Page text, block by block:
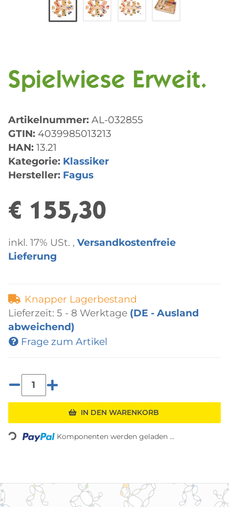
Spielwiese Erweit.
Artikelnummer: AL-032855
GTIN: 4039985013213
HAN: 13.21
Kategorie: Klassiker
Hersteller: Fagus
€ 155,30
inkl. 17% USt. , Versandkostenfreie
Lieferung
Knapper Lagerbestand
Lieferzeit: 5 - 8 Werktage (DE - Ausland
abweichend)
Frage zum Artikel
IN DEN WARENKORB
Loading... Komponenten werden geladen ...